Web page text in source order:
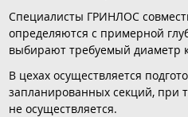
Специалисты ГРИНЛОС
определяются с примерной
выбирают требуемый диаметр
В цехах осуществляется
запланированных секций, при
не осуществляется.